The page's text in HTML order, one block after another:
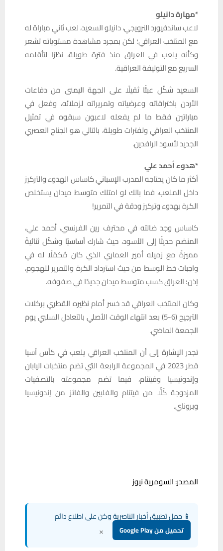
*مهارة دانيلو
لاعب ساندفيورد النرويجي، دانيلو السعيد، لعب ثاني مباراة له
مع المنتخب العراقي؛ لكن بمجرد مشاهدة مستوياته تشعر
وكأنه يلعب في العراق منذ فترة طويلة، نظرًا لتأقلمه
السريع مع التوليفة العراقية.
السعيد شكّل عبئًا ثقيلًا على الجهة اليمنى من دفاعات
الأردن باختراقاته وعرضياته وتمريراته لزملائه، وفعل في
مباراتين فقط ما لم يفعله لاعبون سبقوه في تمثيل
المنتخب العراقي ولفترات طويلة، بالتالي هو الجناح العصري
الجديد لأسود الرافدين.
*هدوء أحمد علي
أكثر ما كان يحتاجه المدرب الإسباني كاساس الهدوء والتركيز
داخل الملعب، فما بالك لو امتلك متوسط ميدان يستخلص
الكرة بهدوء وتركيز ودقة في التمرير!
كاساس وجد ضالته في محترف رين الفرنسي، أحمد علي،
المنضم حديثًا إلى الأسود، حيث شارك أساسيًا وشكّل ثنائيةً
مميزةً مع زميله أمير العماري الذي كان مُكمّلًا له في
واجبات خط الوسط من حيث استرداد الكرة والتمرير للهجوم،
إذن؛ العراق كسب متوسط ميدان جديدًا في صفوفه.
وكان المنتخب العراقي قد خسر أمام نظيره القطري بركلات
الترجيح (6-5) بعد انتهاء الوقت الأصلي بالتعادل السلبي يوم
الجمعة الماضي.
تجدر الإشارة إلى أن المنتخب العراقي يلعب في كأس آسيا
قطر 2023 في المجموعة الرابعة التي تضم منتخبات اليابان
وإندونيسيا وفيتنام، فيما تضم مجموعته بالتصفيات
المزدوجة كُلًّا من فيتنام والفلبين والفائز من إندونيسيا
وبروناي.
المصدر: السومرية نيوز
📱 حمل تطبيق أخبار الناصرية وكن على اطلاع دائم
تحميل من Google Play ×